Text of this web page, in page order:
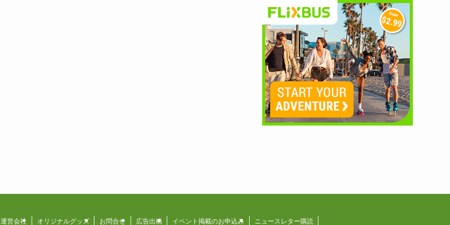
運営会社 オリジナルグッズ お問合せ 広告出稿 イベント掲載のお申込み ニュースレター購読